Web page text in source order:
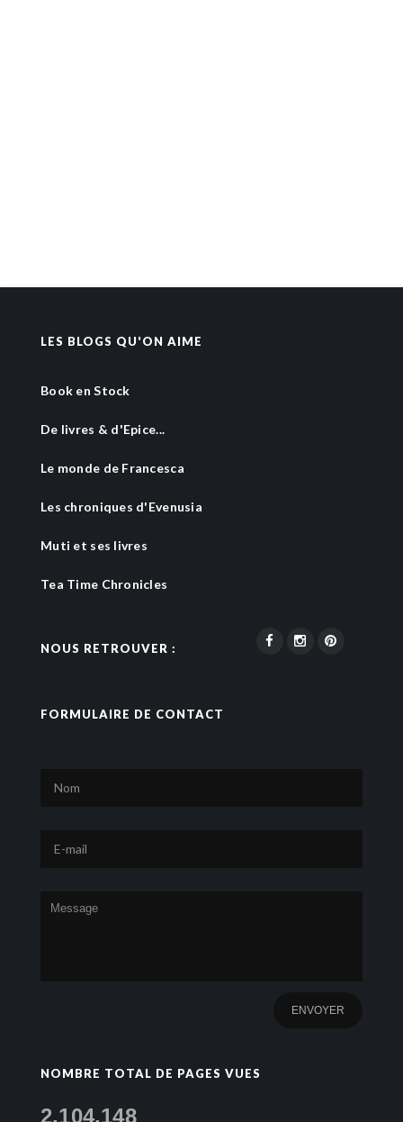
LES BLOGS QU'ON AIME
Book en Stock
De livres & d'Epice...
Le monde de Francesca
Les chroniques d'Evenusia
Muti et ses livres
Tea Time Chronicles
NOUS RETROUVER :
FORMULAIRE DE CONTACT
NOMBRE TOTAL DE PAGES VUES
2,104,148